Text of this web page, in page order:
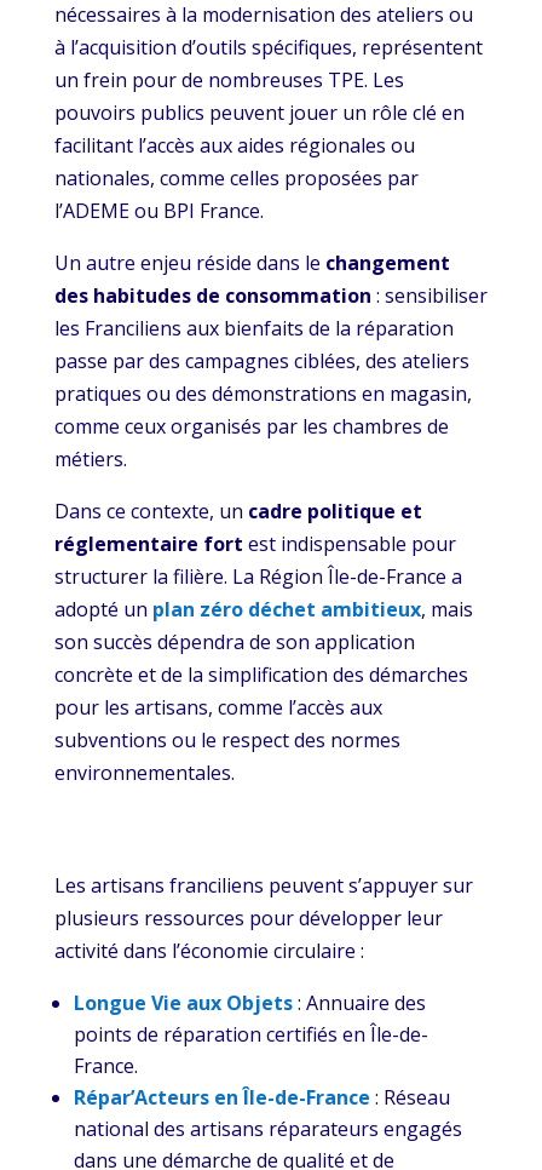
nécessaires à la modernisation des ateliers ou
à l’acquisition d’outils spécifiques, représentent
un frein pour de nombreuses TPE. Les
pouvoirs publics peuvent jouer un rôle clé en
facilitant l’accès aux aides régionales ou
nationales, comme celles proposées par
l’ADEME ou BPI France.
Un autre enjeu réside dans le changement
des habitudes de consommation : sensibiliser
les Franciliens aux bienfaits de la réparation
passe par des campagnes ciblées, des ateliers
pratiques ou des démonstrations en magasin,
comme ceux organisés par les chambres de
métiers.
Dans ce contexte, un cadre politique et
réglementaire fort est indispensable pour
structurer la filière. La Région Île-de-France a
adopté un plan zéro déchet ambitieux, mais
son succès dépendra de son application
concrète et de la simplification des démarches
pour les artisans, comme l’accès aux
subventions ou le respect des normes
environnementales.
Les artisans franciliens peuvent s’appuyer sur
plusieurs ressources pour développer leur
activité dans l’économie circulaire :
Longue Vie aux Objets: Annuaire des
points de réparation certifiés en Île-de-
France.
Répar’Acteurs en Île-de-France : Réseau
national des artisans réparateurs engagés
dans une démarche de qualité et de